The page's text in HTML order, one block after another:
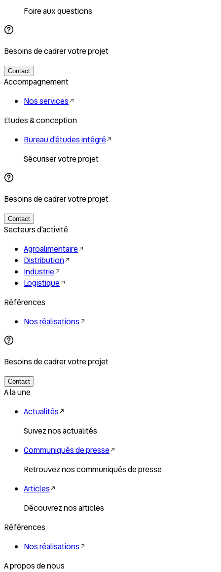
Foire aux questions
Besoins de cadrer votre projet
Contact
Accompagnement
Nos services
Etudes & conception
Bureau d'études intégré
Sécuriser votre projet
Besoins de cadrer votre projet
Contact
Secteurs d'activité
Agroalimentaire
Distribution
Industrie
Logistique
Références
Nos réalisations
Besoins de cadrer votre projet
Contact
A la une
Actualités
Suivez nos actualités
Communiqués de presse
Retrouvez nos communiqués de presse
Articles
Découvrez nos articles
Références
Nos réalisations
A propos de nous